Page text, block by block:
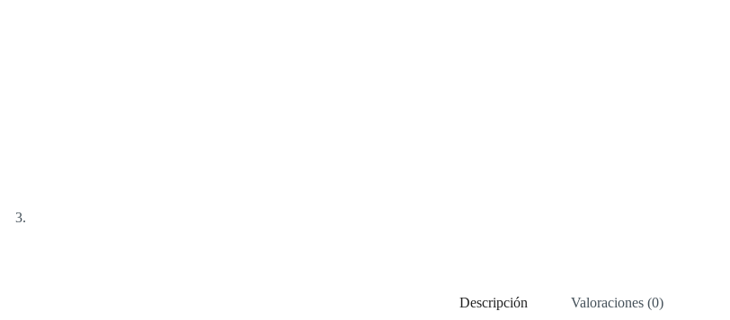
Descripción Valoraciones (0)